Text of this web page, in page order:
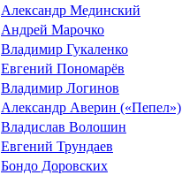
Александр Мединский
Андрей Марочко
Владимир Гукаленко
Евгений Пономарёв
Владимир Логинов
Александр Аверин («Пепел»)
Владислав Волошин
Евгений Трундаев
Бондо Доровских